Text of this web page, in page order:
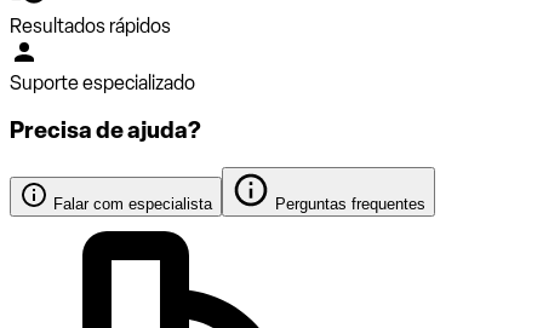
Resultados rápidos
Suporte especializado
Precisa de ajuda?
Falar com especialista Perguntas frequentes